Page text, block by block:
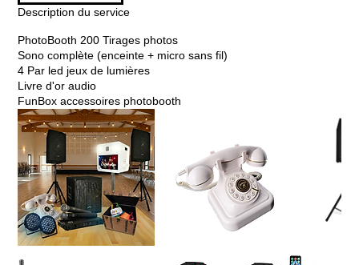
Description du service
PhotoBooth 200 Tirages photos
Sono complète (enceinte + micro sans fil)
4 Par led jeux de lumières
Livre d'or audio
FunBox accessoires photobooth